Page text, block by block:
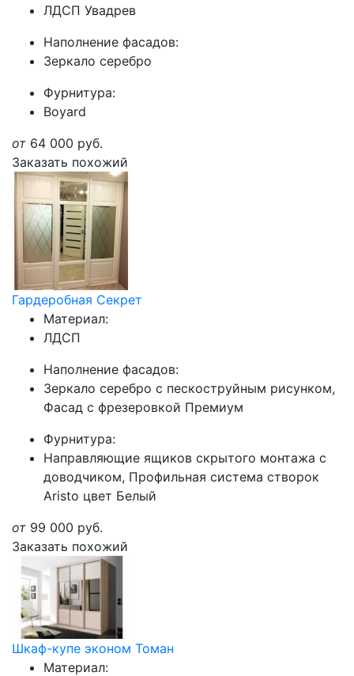
ЛДСП Увадрев
Наполнение фасадов:
Зеркало серебро
Фурнитура:
Boyard
от 64 000 руб.
Заказать похожий
Гардеробная Секрет
Материал:
ЛДСП
Наполнение фасадов:
Зеркало серебро с пескоструйным рисунком,
Фасад с фрезеровкой Премиум
Фурнитура:
Направляющие ящиков скрытого монтажа с
доводчиком, Профильная система створок
Aristo цвет Белый
от 99 000 руб.
Заказать похожий
Шкаф-купе эконом Томан
Материал: